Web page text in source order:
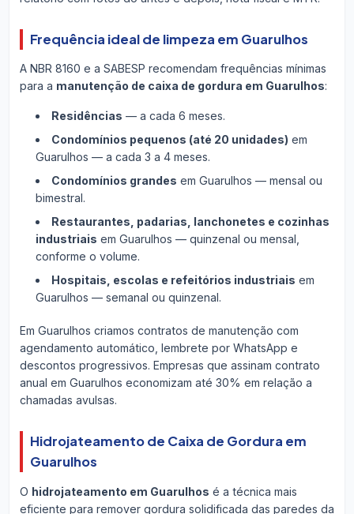
Frequência ideal de limpeza em Guarulhos
A NBR 8160 e a SABESP recomendam frequências mínimas
para a manutenção de caixa de gordura em Guarulhos:
Residências — a cada 6 meses.
Condomínios pequenos (até 20 unidades) em
Guarulhos — a cada 3 a 4 meses.
Condomínios grandes em Guarulhos — mensal ou
bimestral.
Restaurantes, padarias, lanchonetes e cozinhas
industriais em Guarulhos — quinzenal ou mensal,
conforme o volume.
Hospitais, escolas e refeitórios industriais em
Guarulhos — semanal ou quinzenal.
Em Guarulhos criamos contratos de manutenção com
agendamento automático, lembrete por WhatsApp e
descontos progressivos. Empresas que assinam contrato
anual em Guarulhos economizam até 30% em relação a
chamadas avulsas.
Hidrojateamento de Caixa de Gordura em
Guarulhos
O hidrojateamento em Guarulhos é a técnica mais
eficiente para remover gordura solidificada das paredes da